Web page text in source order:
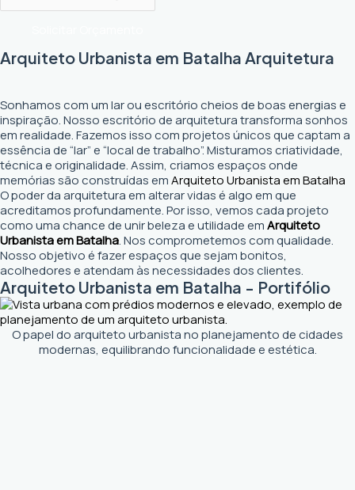
Arquiteto Urbanista em Batalha Arquitetura
Sonhamos com um lar ou escritório cheios de boas energias e
inspiração. Nosso escritório de arquitetura transforma sonhos
em realidade. Fazemos isso com projetos únicos que captam a
essência de “lar” e “local de trabalho”. Misturamos criatividade,
técnica e originalidade. Assim, criamos espaços onde
memórias são construídas emArquiteto Urbanista em Batalha
O poder da arquitetura em alterar vidas é algo em que
acreditamos profundamente. Por isso, vemos cada projeto
como uma chance de unir beleza e utilidade emArquiteto
Urbanista em Batalha. Nos comprometemos com qualidade.
Nosso objetivo é fazer espaços que sejam bonitos,
acolhedores e atendam às necessidades dos clientes.
Arquiteto Urbanista em Batalha - Portifólio
O papel do arquiteto urbanista no planejamento de cidades
modernas, equilibrando funcionalidade e estética.